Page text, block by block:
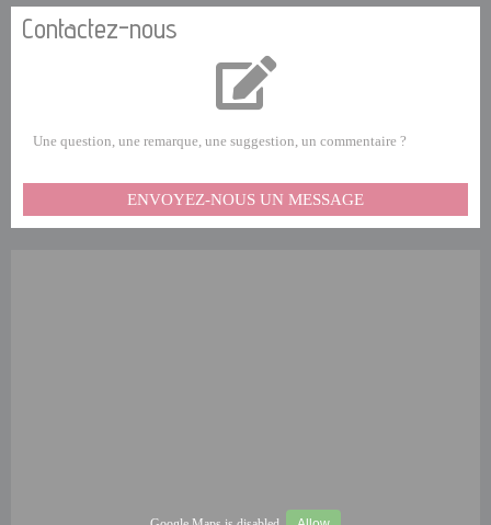
Contactez-nous
Une question, une remarque, une suggestion, un commentaire ?
ENVOYEZ-NOUS UN MESSAGE